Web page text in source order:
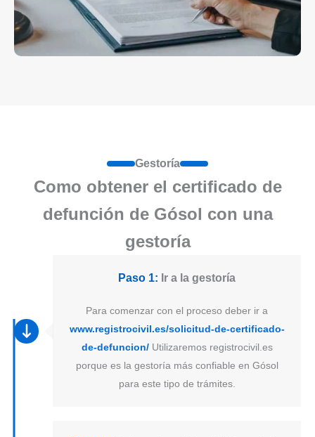
Gestoría
Como obtener el certificado de
defunción de Gósol con una
gestoría
Paso 1: Ir a la gestoría
Para comenzar con el proceso deber ir a
www.registrocivil.es/solicitud-de-certificado-
de-defuncion/Utilizaremos registrocivil.es
porque es la gestoría más confiable en Gósol
para este tipo de trámites.